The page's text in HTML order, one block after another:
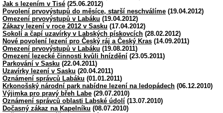
Jak s lezením v Tisé (25.06.2012)
Povolení prvovýstupů do měsíce, starší neschválíme (19.04.2012)
Omezení prvovýstupů v Labáku (19.04.2012)
Zákazy lezení v roce 2012 v Sasku (17.04.2012)
Sokolí a čapí uzavírky v Labských pískovcích (28.02.2012)
Nové povolení lezení pro Český ráj a Český Kras (14.09.2011)
Omezení prvovýstupů v Labáku (19.08.2011)
Omezení lezecké činnosti kvůli hnízdění (23.05.2011)
Parkování v Sasku (22.04.2011)
Uzavírky lezení v Sasku (20.04.2011)
Oznámení správců Labáku (01.01.2011)
Krkonošský národní park nabídne lezení na ledopádech (06.12.2010)
Výjimka pro pravý břeh Labe (29.07.2010)
Oznámení správců oblasti Labské údolí (13.07.2010)
Dočasný zákaz na Kapelníku (08.07.2010)